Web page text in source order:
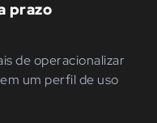
prazo
de operacionalizar
um perfil de uso